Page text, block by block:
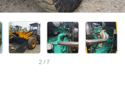
2 / 7